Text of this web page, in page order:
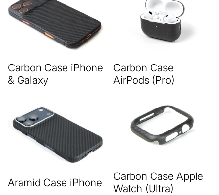
Carbon Case iPhone
& Galaxy
Carbon Case
AirPods (Pro)
Aramid Case iPhone
Carbon Case Apple
Watch (Ultra)